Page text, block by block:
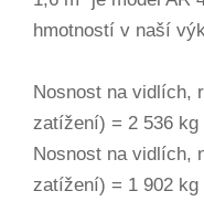
hmotností v naší
Nosnost na vidlích,
zatížení) = 2 536 kg
Nosnost na vidlích,
zatížení) = 1 902 kg